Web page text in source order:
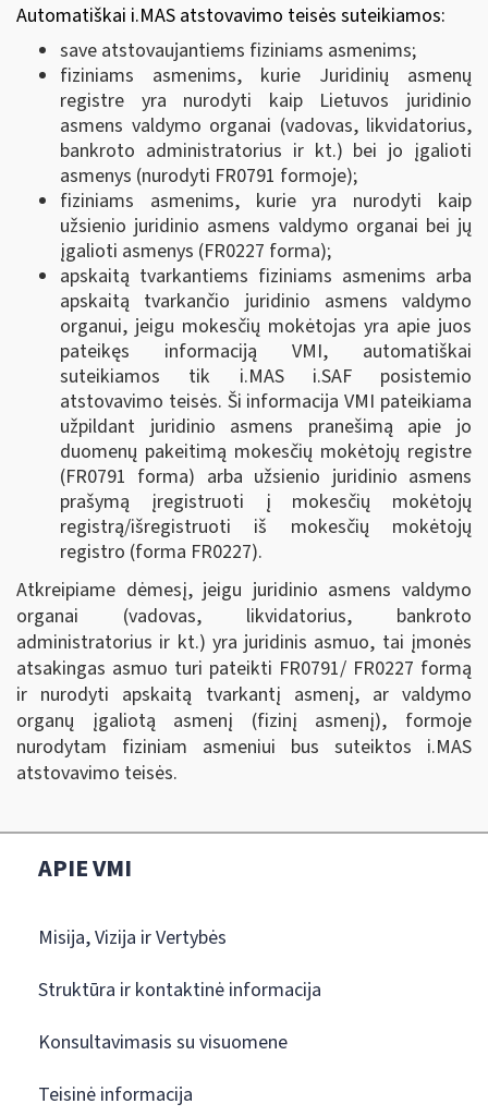
Automatiškai i.MAS atstovavimo teisės suteikiamos:
save atstovaujantiems fiziniams asmenims;
fiziniams asmenims, kurie Juridinių asmenų
registre yra nurodyti kaip Lietuvos juridinio
asmens valdymo organai (vadovas, likvidatorius,
bankroto administratorius ir kt.) bei jo įgalioti
asmenys (nurodyti FR0791 formoje);
fiziniams asmenims, kurie yra nurodyti kaip
užsienio juridinio asmens valdymo organai bei jų
įgalioti asmenys (FR0227 forma);
apskaitą tvarkantiems fiziniams asmenims arba
apskaitą tvarkančio juridinio asmens valdymo
organui, jeigu mokesčių mokėtojas yra apie juos
pateikęs informaciją VMI, automatiškai
suteikiamos tik i.MAS i.SAF posistemio
atstovavimo teisės. Ši informacija VMI pateikiama
užpildant juridinio asmens pranešimą apie jo
duomenų pakeitimą mokesčių mokėtojų registre
(FR0791 forma) arba užsienio juridinio asmens
prašymą įregistruoti į mokesčių mokėtojų
registrą/išregistruoti iš mokesčių mokėtojų
registro (forma FR0227).
Atkreipiame dėmesį, jeigu juridinio asmens valdymo
organai (vadovas, likvidatorius, bankroto
administratorius ir kt.) yra juridinis asmuo, tai įmonės
atsakingas asmuo turi pateikti FR0791/ FR0227 formą
ir nurodyti apskaitą tvarkantį asmenį, ar valdymo
organų įgaliotą asmenį (fizinį asmenį), formoje
nurodytam fiziniam asmeniui bus suteiktos i.MAS
atstovavimo teisės.
APIE VMI
Misija, Vizija ir Vertybės
Struktūra ir kontaktinė informacija
Konsultavimasis su visuomene
Teisinė informacija